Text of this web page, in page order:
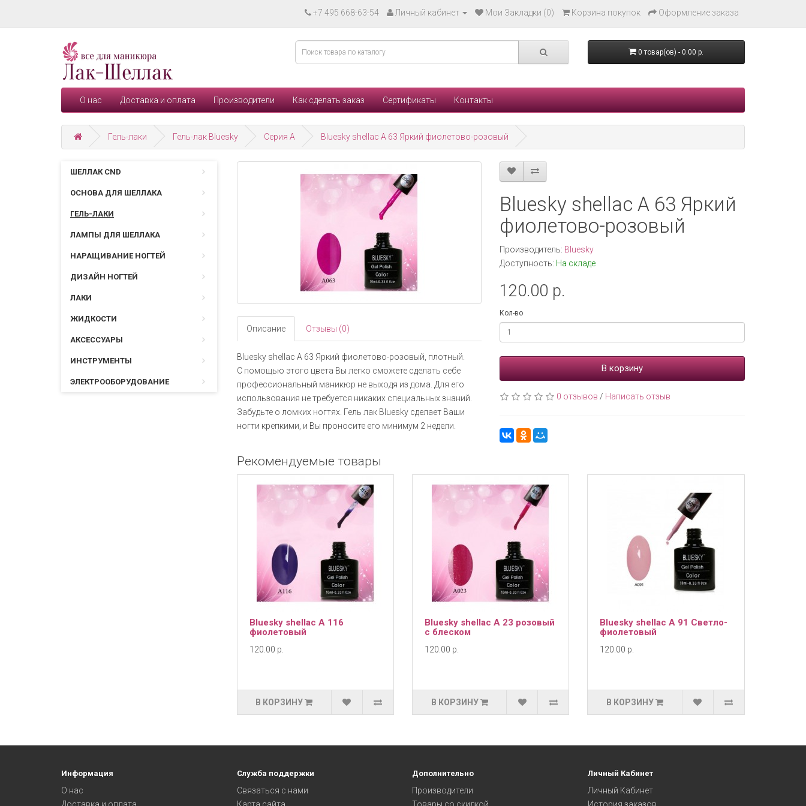
+7 495 668-63-54 Личный кабинет Мои Закладки (0) Корзина покупок Оформление заказа
0 товар(ов) - 0.00 р.
О нас Доставка и оплата Производители Как сделать заказ Сертификаты Контакты
Гель-лаки Гель-лак Bluesky Серия А Bluesky shellac A 63 Яркий фиолетово-розовый
ШЕЛЛАК CND
ОСНОВА ДЛЯ ШЕЛЛАКА
ГЕЛЬ-ЛАКИ
ЛАМПЫ ДЛЯ ШЕЛЛАКА
НАРАЩИВАНИЕ НОГТЕЙ
ДИЗАЙН НОГТЕЙ
ЛАКИ
ЖИДКОСТИ
АКСЕССУАРЫ
ИНСТРУМЕНТЫ
ЭЛЕКТРООБОРУДОВАНИЕ
Описание Отзывы (0)
Bluesky shellac A 63 Яркий фиолетово-розовый, плотный.
С помощью этого цвета Вы легко сможете сделать себе
профессиональный маникюр не выходя из дома. Для его
использования не требуется никаких специальных знаний.
Забудьте о ломких ногтях. Гель лак Bluesky сделает Ваши
ногти крепкими, и Вы проносите его минимум 2 недели.
Bluesky shellac A 63 Яркий
фиолетово-розовый
Производитель: Bluesky
Доступность: На складе
120.00 р.
Кол-во
В корзину
0 отзывов / Написать отзыв
Рекомендуемые товары
Bluesky shellac А 116
фиолетовый
120.00 р.
В КОРЗИНУ
Bluesky shellac А 23 розовый
с блеском
120.00 р.
В КОРЗИНУ
Bluesky shellac А 91 Светло-
фиолетовый
120.00 р.
В КОРЗИНУ
Информация
О нас
Служба поддержки
Связаться с нами
Дополнительно
Производители
Личный Кабинет
Личный Кабинет